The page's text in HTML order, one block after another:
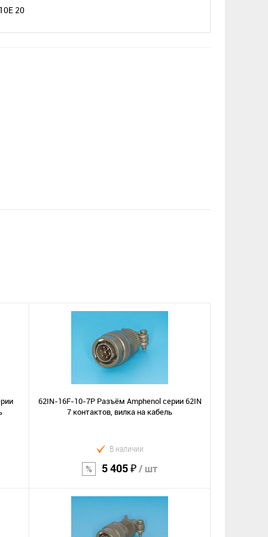
20
62IN-16F-10-7P Разъём Amphenol серии 62IN
7 контактов, вилка на кабель
В наличии
5 405 ₽/ шт
В корзину